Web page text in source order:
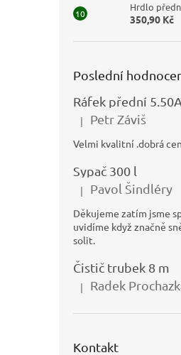
Hrdlo
350,90 Kč
Poslední
Hodnocení produktu je
| Petr Záviš
Velmi kvalitní .dobrá
Sypač 300 l
Hodnocení produktu je
| Pavol Šindléry
Děkujeme zatím jsme
uvidíme když značně
solit.
Čistič trubek 8 m
Hodnocení produktu je
| Radek
Kontakt